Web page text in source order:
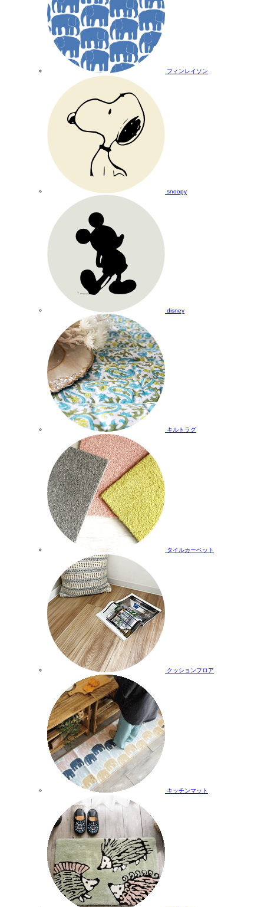
フィンレイソン
snoopy
disney
キルトラグ
タイルカーペット
クッションフロア
キッチンマット